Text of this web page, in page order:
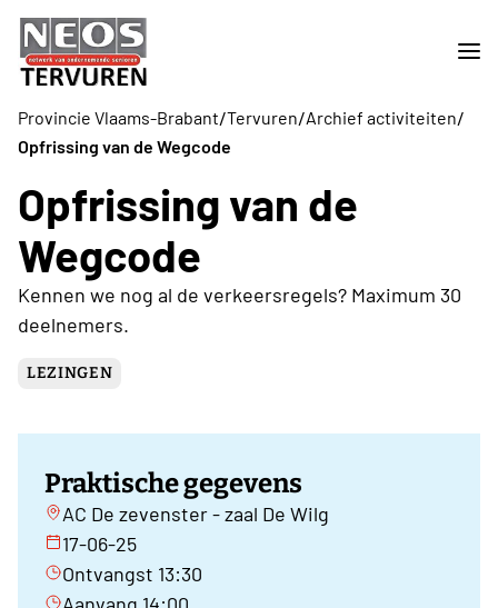
Provincie Vlaams-Brabant/Tervuren/Archief activiteiten/
Opfrissing van de Wegcode
Opfrissing van de
Wegcode
Kennen we nog al de verkeersregels? Maximum 30
deelnemers.
LEZINGEN
Praktische gegevens
AC De zevenster - zaal De Wilg
17-06-25
Ontvangst 13:30